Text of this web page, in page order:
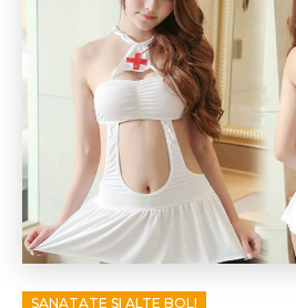
SANATATE SI ALTE BOLI